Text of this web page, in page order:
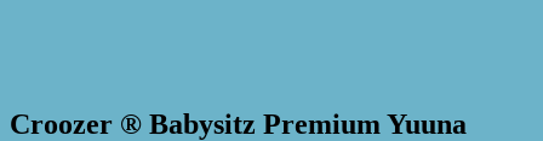
Croozer ® Babysitz Premium Yuuna